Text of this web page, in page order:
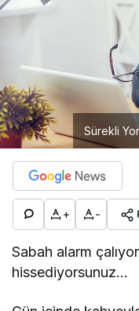
Sürekli
+ -
Sabah alarm
hissediyorsunuz…